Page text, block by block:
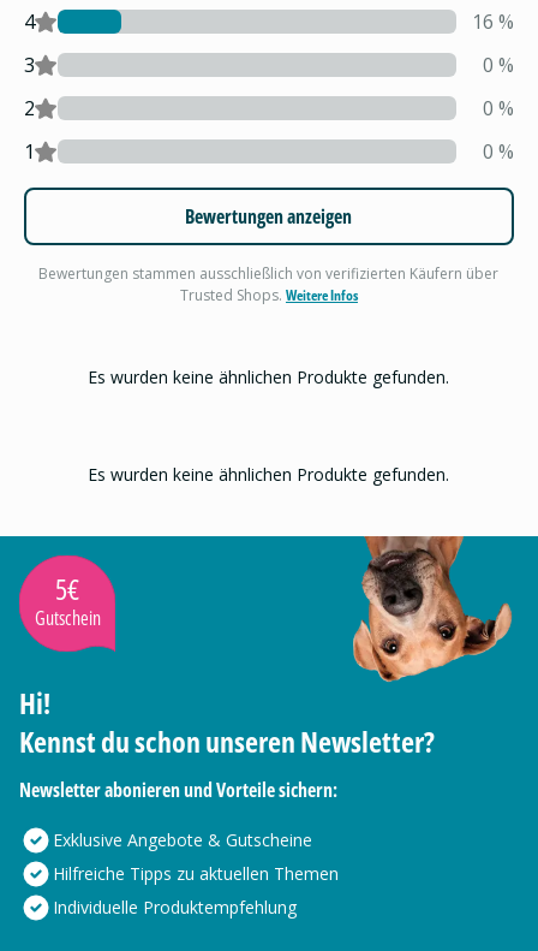
4 16 %
3
0 %
2
0 %
1
0 %
Bewertungen anzeigen
Bewertungen stammen ausschließlich von verifizierten Käufern über
Trusted Shops. Weitere Infos
Es wurden keine ähnlichen Produkte gefunden.
Es wurden keine ähnlichen Produkte gefunden.
5€
Gutschein
Hi!
Kennst du schon unseren Newsletter?
Newsletter abonieren und Vorteile sichern:
Exklusive Angebote & Gutscheine
Hilfreiche Tipps zu aktuellen Themen
Individuelle Produktempfehlung